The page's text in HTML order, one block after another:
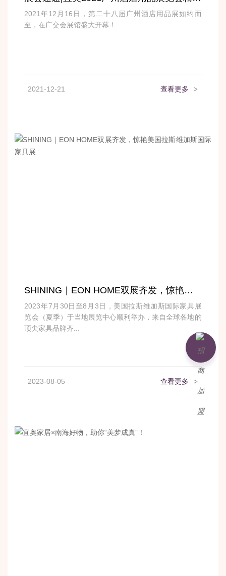
2021年12月16日，第二十八届广州酒店用品展如约而
至，在广交会展馆盛大开幕！
2021-12-21 查看更多 >
SHINING｜EON HOME双展齐发，惊艳美国拉斯维加斯国际家具展
2023年7月30日至8月3日，美国拉斯维加斯国际家具展
览会（夏季）于当地展览中心顺利举办，来自全球各地的
顶尖家具品牌齐...
2023-08-05 查看更多 >
加盟咨询